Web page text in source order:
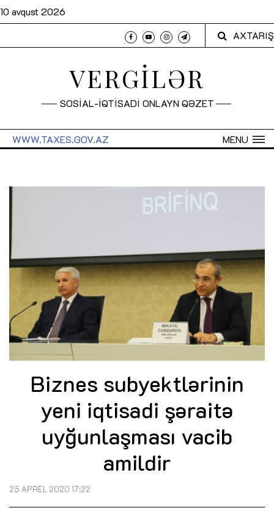
10 avqust 2026
AXTARIŞ
VERGİLƏR
SOSİAL-İQTİSADİ ONLAYN QƏZET
MENU
WWW.TAXES.GOV.AZ
Biznes subyektlərinin
yeni iqtisadi şəraitə
uyğunlaşması vacib
amildir
25 APREL 2020 17:22